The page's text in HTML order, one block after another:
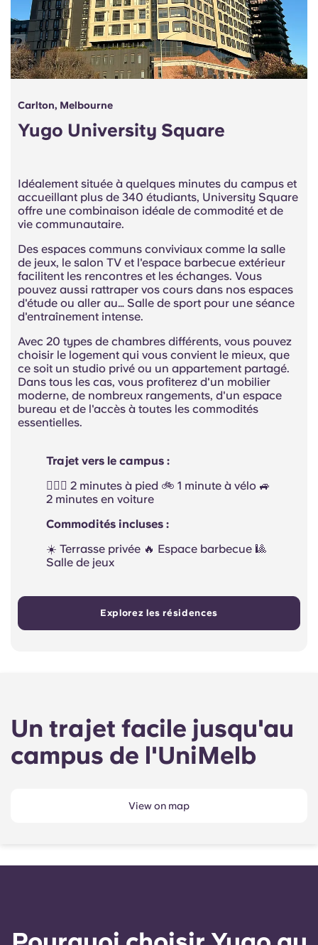
Carlton, Melbourne
Yugo University Square
Idéalement située à quelques minutes du campus et
accueillant plus de 340 étudiants, University Square
offre une combinaison idéale de commodité et de
vie communautaire.
Des espaces communs conviviaux comme la salle
de jeux, le salon TV et l'espace barbecue extérieur
facilitent les rencontres et les échanges. Vous
pouvez aussi rattraper vos cours dans nos espaces
d'étude ou aller au… Salle de sport pour une séance
d'entraînement intense.
Avec 20 types de chambres différents, vous pouvez
choisir le logement qui vous convient le mieux, que
ce soit un studio privé ou un appartement partagé.
Dans tous les cas, vous profiterez d'un mobilier
moderne, de nombreux rangements, d'un espace
bureau et de l'accès à toutes les commodités
essentielles.
Trajet vers le campus :
🚶🏻‍♂️ 2 minutes à pied 🚲 1 minute à vélo 🚙
2 minutes en voiture
Commodités incluses :
☀️ Terrasse privée 🔥 Espace barbecue 🎱
Salle de jeux
Explorez les résidences
Un trajet facile jusqu'au
campus de l'UniMelb
View on map